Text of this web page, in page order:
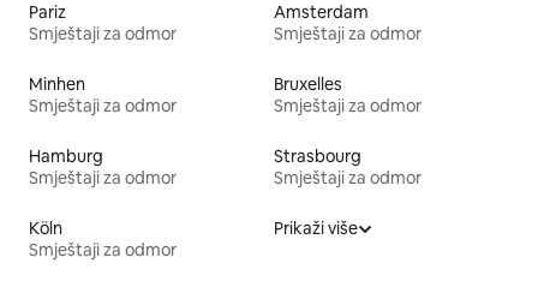
Pariz
Smještaji za odmor
Amsterdam
Smještaji za odmor
Minhen
Smještaji za odmor
Bruxelles
Smještaji za odmor
Hamburg
Smještaji za odmor
Strasbourg
Smještaji za odmor
Köln
Smještaji za odmor
Prikaži više